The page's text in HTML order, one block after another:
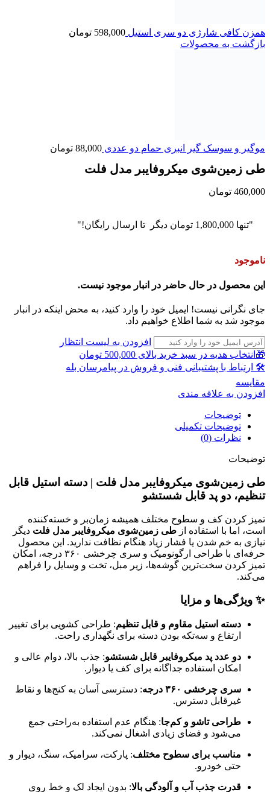
همزن کافی شارژی دو سری استیل 598,000 تومان
بازگشت به محصولات
موگیر و سوسک گیر انبری حمام دو عددی 88,000 تومان
طی زمین‌شوی میکروفایبر مدل فلت
460,000 تومان
"تنها 1,800,000 تومان دیگر تا ارسال رایگان!"
ناموجود
این محصول در حال حاضر در انبار موجود نیست.
جای نگرانی نیست! ایمیل خود را وارد کنید، به محض اینکه در انبار
موجود شد به شما اطلاع خواهیم داد.
افزودن به لیست انتظار
🎁انتخاب هدیه در سبد خرید بالای 500,000 تومان
🛠 ارتباط با پشتیبانی فنی و فروش در پیامرسان بله
مقايسه
افزودن به علاقه مندی
توضیحات
توضیحات تکمیلی
نظرات (0)
توضیحات
طی زمین‌شوی میکروفایبر مدل فلت | دسته استیل قابل
تنظیم، دو پد قابل شستشو
تمیز کردن کف و سطوح مختلف همیشه زمان‌بر و خسته‌کننده
است، اما با استفاده از طی زمین‌شوی میکروفایبر مدل فلت دیگر
نیازی به خم شدن یا فشار زیاد هنگام نظافت ندارید. این محصول
حرفه‌ای با طراحی ارگونومیک و سری چرخشی ۳۶۰ درجه، امکان
تمیز کردن سخت‌ترین گوشه‌ها، زیر مبل، تخت و وسایل را فراهم
می‌کند.
✨ ویژگی‌ها و مزایا
دسته استیل مقاوم و قابل تنظیم: طراحی کشویی برای تغییر
ارتفاع و سه‌تکه بودن دسته برای نگهداری راحت.
دو عدد پد میکروفایبر قابل شستشو: جذب بالا، دوام عالی و
امکان استفاده جداگانه برای کف یا دیوار.
سری چرخشی ۳۶۰ درجه
: دسترسی آسان به کنج‌ها و نقاط
غیرقابل دسترس.
طراحی تاشو و کم‌جا: هنگام عدم استفاده به‌راحتی جمع
می‌شود و فضای زیادی اشغال نمی‌کند.
مناسب برای سطوح مختلف: پارکت، سرامیک، سنگ، دیوار و
حتی خودرو.
قدرت جذب آب و آلودگی بالا: بدون ایجاد لک و خط روی